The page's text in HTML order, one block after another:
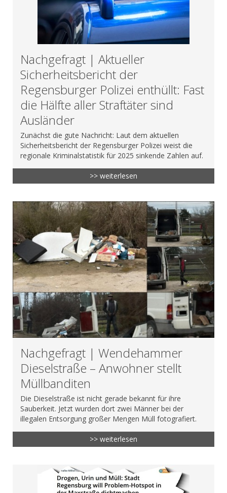
Nachgefragt | Aktueller
Sicherheitsbericht der
Regensburger Polizei enthüllt: Fast
die Hälfte aller Straftäter sind
Ausländer
Zunächst die gute Nachricht: Laut dem aktuellen
Sicherheitsbericht der Regensburger Polizei weist die
regionale Kriminalstatistik für 2025 sinkende Zahlen auf.
>> weiterlesen
Nachgefragt | Wendehammer
Dieselstraße – Anwohner stellt
Müllbanditen
Die Dieselstraße ist nicht gerade bekannt für ihre
Sauberkeit. Jetzt wurden dort zwei Männer bei der
illegalen Entsorgung großer Mengen Müll fotografiert.
>> weiterlesen